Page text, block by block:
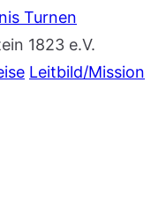
Turnen
1823 e.V.
Leitbild/Mission